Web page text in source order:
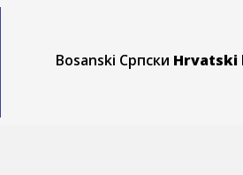
Bosanski Српски Hrvatski